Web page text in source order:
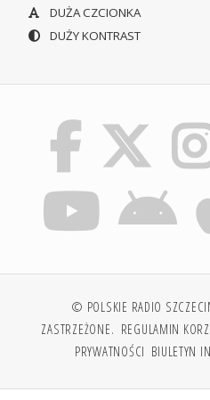
DUŻA CZCIONKA
DUŻY KONTRAST
© POLSKIE RADIO
ZASTRZEŻONE. REGULAMIN
PRYWATNOŚCI BIULETYN